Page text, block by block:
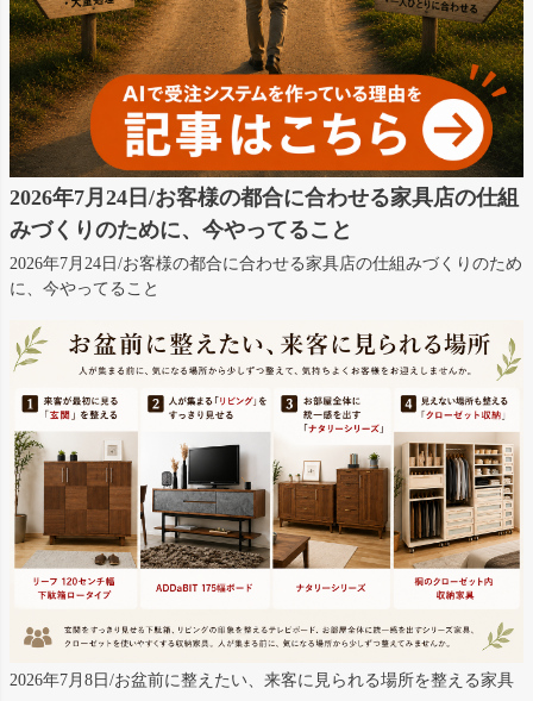
2026年7月24日/お客様の都合に合わせる家具店の仕組
みづくりのために、今やってること
2026年7月24日/お客様の都合に合わせる家具店の仕組みづくりのため
に、今やってること
2026年7月8日/お盆前に整えたい、来客に見られる場所を整える家具